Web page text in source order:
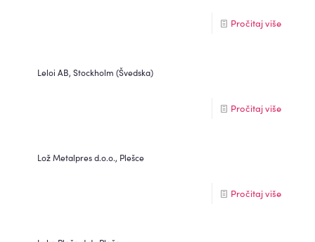
Pročitaj više
Leloi AB, Stockholm (Švedska)
Pročitaj više
Lož Metalpres d.o.o., Plešce
Pročitaj više